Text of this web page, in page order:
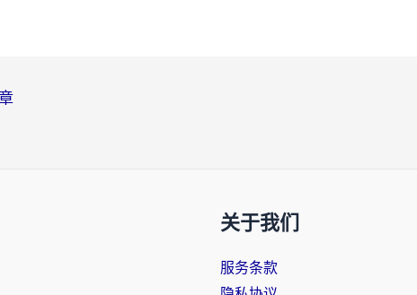
关于我们
服务条款